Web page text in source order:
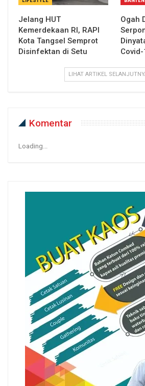
Jelang HUT
Kemerdekaan RI, RAPI
Kota Tangsel Semprot
Disinfektan di Setu
Ogah
LIHAT ARTIKEL
Komentar
Loading...